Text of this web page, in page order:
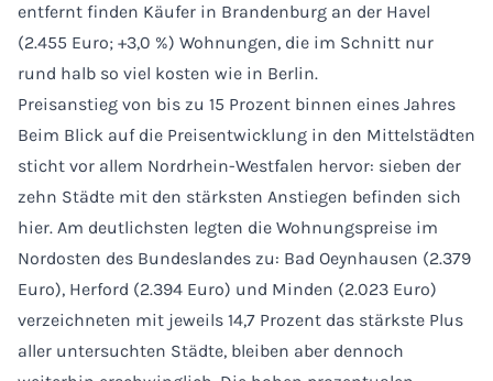
entfernt finden Käufer in Brandenburg an der Havel
(2.455 Euro; +3,0 %) Wohnungen, die im Schnitt nur
rund halb so viel kosten wie in Berlin.
Preisanstieg von bis zu 15 Prozent binnen eines Jahres
Beim Blick auf die Preisentwicklung in den Mittelstädten
sticht vor allem Nordrhein-Westfalen hervor: sieben der
zehn Städte mit den stärksten Anstiegen befinden sich
hier. Am deutlichsten legten die Wohnungspreise im
Nordosten des Bundeslandes zu: Bad Oeynhausen (2.379
Euro), Herford (2.394 Euro) und Minden (2.023 Euro)
verzeichneten mit jeweils 14,7 Prozent das stärkste Plus
aller untersuchten Städte, bleiben aber dennoch